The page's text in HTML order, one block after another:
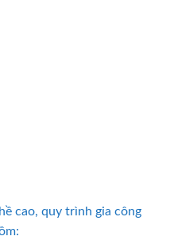
cao, quy trình gia công